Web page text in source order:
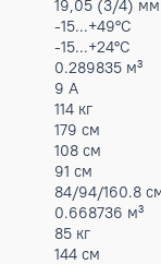
3
48
14 кВт
380-
9.1 А